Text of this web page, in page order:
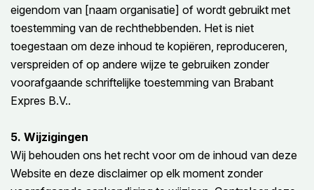
eigendom van [naam organisatie] of wordt gebruikt met
toestemming van de rechthebbenden. Het is niet
toegestaan om deze inhoud te kopiëren, reproduceren,
verspreiden of op andere wijze te gebruiken zonder
voorafgaande schriftelijke toestemming van Brabant
Expres B.V..
5. Wijzigingen
Wij behouden ons het recht voor om de inhoud van deze
Website en deze disclaimer op elk moment zonder